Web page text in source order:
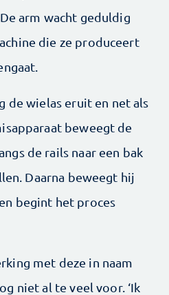
arm wacht geduldig
die ze produceert
de wielas eruit en net als
beweegt de
de rails naar een bak
Daarna beweegt hij
begint het proces
met deze in naam
niet al te veel voor. ‘Ik